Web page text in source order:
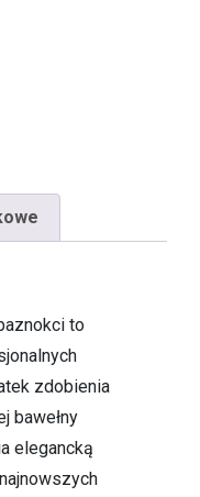
to
zdobienia
bawełny
elegancką